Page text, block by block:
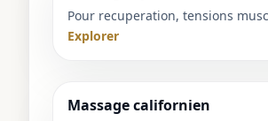
Pour recuperation, tensions
Explorer
Massage californien